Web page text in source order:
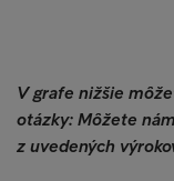
V grafe nižšie
otázky: Môžete
z uvedených